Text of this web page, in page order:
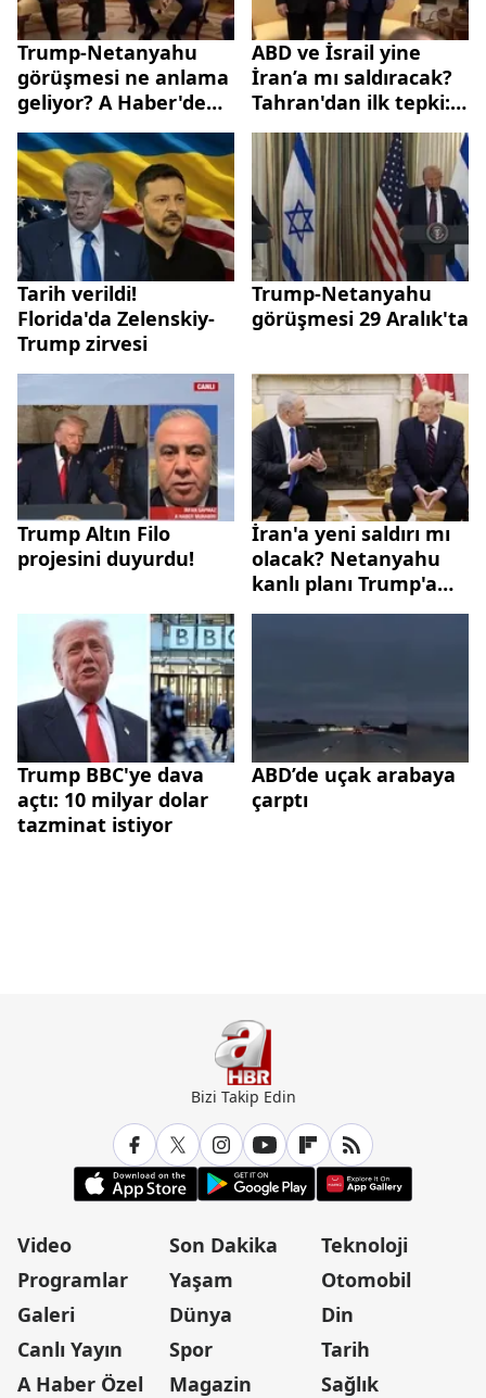
Trump-Netanyahu
görüşmesi ne anlama
geliyor? A Haber'de
çarpıcı analiz
ABD ve İsrail yine
İran’a mı saldıracak?
Tahran'dan ilk tepki:
Psikolojik operasyon
Tarih verildi!
Florida'da Zelenskiy-
Trump zirvesi
Trump-Netanyahu
görüşmesi 29 Aralık'ta
Trump Altın Filo
projesini duyurdu!
İran'a yeni saldırı mı
olacak? Netanyahu
kanlı planı Trump'a
sunacak
Trump BBC'ye dava
açtı: 10 milyar dolar
tazminat istiyor
ABD’de uçak arabaya
çarptı
Bizi Takip Edin
Video
Programlar
Galeri
Canlı Yayın
A Haber Özel
Son Dakika
Yaşam
Dünya
Spor
Magazin
Teknoloji
Otomobil
Din
Tarih
Sağlık